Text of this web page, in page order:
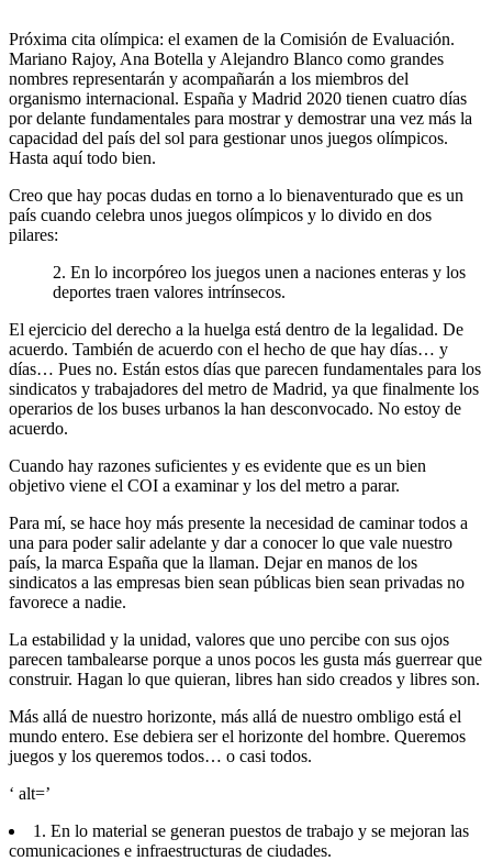
Próxima cita olímpica: el examen de la Comisión de Evaluación.
Mariano Rajoy, Ana Botella y Alejandro Blanco como grandes
nombres representarán y acompañarán a los miembros del
organismo internacional. España y Madrid 2020 tienen cuatro días
por delante fundamentales para mostrar y demostrar una vez más la
capacidad del país del sol para gestionar unos juegos olímpicos.
Hasta aquí todo bien.
Creo que hay pocas dudas en torno a lo bienaventurado que es un
país cuando celebra unos juegos olímpicos y lo divido en dos
pilares:
2. En lo incorpóreo los juegos unen a naciones enteras y los
deportes traen valores intrínsecos.
El ejercicio del derecho a la huelga está dentro de la legalidad. De
acuerdo. También de acuerdo con el hecho de que hay días… y
días… Pues no. Están estos días que parecen fundamentales para los
sindicatos y trabajadores del metro de Madrid, ya que finalmente los
operarios de los buses urbanos la han desconvocado. No estoy de
acuerdo.
Cuando hay razones suficientes y es evidente que es un bien
objetivo viene el COI a examinar y los del metro a parar.
Para mí, se hace hoy más presente la necesidad de caminar todos a
una para poder salir adelante y dar a conocer lo que vale nuestro
país, la marca España que la llaman. Dejar en manos de los
sindicatos a las empresas bien sean públicas bien sean privadas no
favorece a nadie.
La estabilidad y la unidad, valores que uno percibe con sus ojos
parecen tambalearse porque a unos pocos les gusta más guerrear que
construir. Hagan lo que quieran, libres han sido creados y libres son.
Más allá de nuestro horizonte, más allá de nuestro ombligo está el
mundo entero. Ese debiera ser el horizonte del hombre. Queremos
juegos y los queremos todos… o casi todos.
‘ alt=’
1. En lo material se generan puestos de trabajo y se mejoran las
comunicaciones e infraestructuras de ciudades.